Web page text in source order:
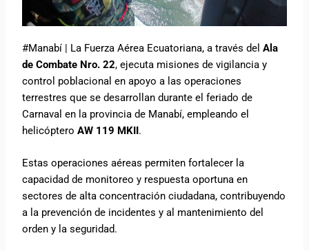
#Manabí | La Fuerza Aérea Ecuatoriana, a través delAla
de Combate Nro. 22, ejecuta misiones de vigilancia y
control poblacional en apoyo a las operaciones
terrestres que se desarrollan durante el feriado de
Carnaval en la provincia de Manabí, empleando el
helicópteroAW 119 MKII.
Estas operaciones aéreas permiten fortalecer la
capacidad de monitoreo y respuesta oportuna en
sectores de alta concentración ciudadana, contribuyendo
a la prevención de incidentes y al mantenimiento del
orden y la seguridad.